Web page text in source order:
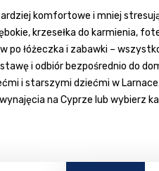
komfortowe i mniej
krzesełka do karmienia,
po łóżeczka i zabawki –
i odbiór bezpośrednio do
i starszymi dziećmi w Larnace,
na Cyprze lub wybierz